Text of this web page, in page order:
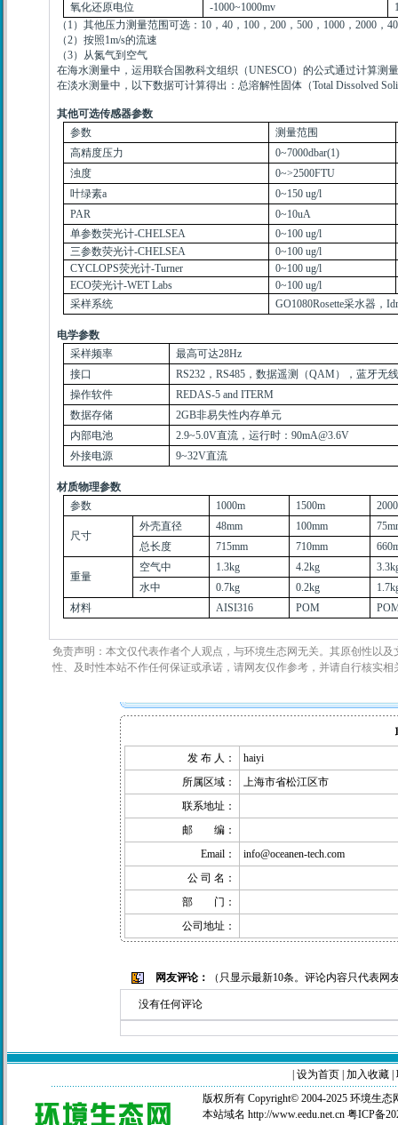
氧化还原电位
-1000~1000mv
（ 1 ）其他压力测量范围可选： 10 ， 40 ， 100 ， 200 ， 500 ， 1000 ， 2000 ，
（2）按照1m/s的流速
（3）从氮气到空气
在海水测量中，运用联合国教科文组织（UNESCO）的公式通过计算测
在淡水测量中，以下数据可计算得出：总溶解性固体（Total Dissolved
其他可选传感器参数
参数
测量范围
高精度压力
0~7000dbar(1)
浊度
0~>2500FTU
叶绿素a
0~150 ug/l
PAR
0~10uA
单参数荧光计-CHELSEA
0~100 ug/l
三参数荧光计-CHELSEA
0~100 ug/l
CYCLOPS荧光计-Turner
0~100 ug/l
ECO荧光计-WET Labs
0~100 ug/l
采样系统
GO1080Rosette采水器，
电学参数
采样频率
最高可达28Hz
接口
RS232 ，RS485 ，数据遥测（QAM），蓝牙无
操作软件
REDAS-5 and ITERM
数据存储
2GB非易失性内存单元
内部电池
2.9~5.0V直流，运行时：90mA@3.6V
外接电源
9~32V直流
材质物理参数
参数
1000m 1500m
尺寸
外壳直径 48mm 100mm
总长度
715mm 710mm
重量
空气中 1.3kg 4.2kg
水中
0.7kg 0.2kg
材料
AISI316 POM
免责声明：本文仅代表作者个人观点，与环境生态网无关。其原创性以
性、及时性本站不作任何保证或承诺，请网友仅作参考，并请自行核实相
发 布 人：
haiyi
所属区域：
上海市省松江区市
联系地址：
邮 编：
Email：
info@oceanen-tech.com
公 司 名：
部 门：
公司地址：
网友评论： （只显示最新10条。评论内容只代表
没有任何评论
|设为首页 |加入收藏 |
版权所有 Copyright© 2004-2025 环境生态
本站域名 http://www.eedu.net.cn 粤ICP备